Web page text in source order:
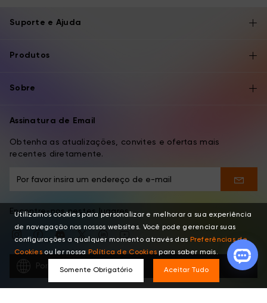
Suporte e Ajuda
Produtos
Sobre
Assinatura de Email
Obtenha as atualizações, convites e ofertas mais
recentes diretamente.
Encontre-nos nestes lugares
Português
Utilizamos cookies para personalizar e melhorar a sua experiência
de navegação nos nossos websites. Você pode gerenciar suas
configurações a qualquer momento através das Preferências de
Cookiesou ler nossa Política de Cookies para saber mais.
Somente Obrigatório Aceitar Tudo